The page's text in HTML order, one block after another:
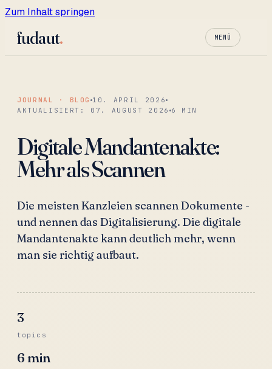
Zum Inhalt springen
fudaut. MENÜ
JOURNAL · BLOG 10. APRIL 2026
AKTUALISIERT:
07. AUGUST 2026 6 MIN
Digitale Mandantenakte:
Mehr als Scannen
Die meisten Kanzleien scannen Dokumente -
und nennen das Digitalisierung. Die digitale
Mandantenakte kann deutlich mehr, wenn
man sie richtig aufbaut.
3
topics
6min